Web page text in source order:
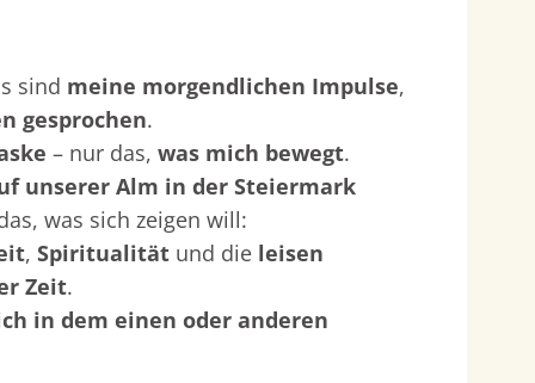
sind meine morgendlichen Impulse,
gesprochen.
– nur das, was mich bewegt.
unserer Alm in der Steiermark
was sich zeigen will:
, Spiritualitätund die leisen
Zeit.
in dem einen oder anderen